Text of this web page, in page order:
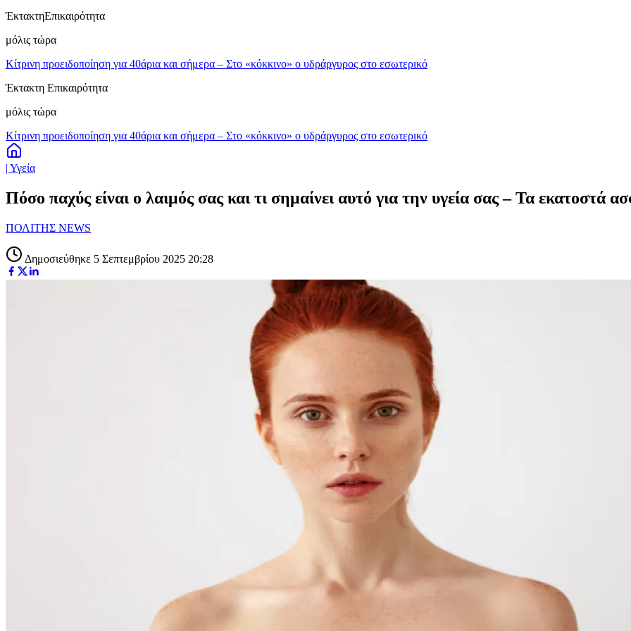
ΈκτακτηΕπικαιρότητα
μόλις τώρα
Κίτρινη προειδοποίηση για 40άρια και σήμερα – Στο «κόκκινο» ο υδράργυρος στο εσωτερικό
Έκτακτη Επικαιρότητα
μόλις τώρα
Κίτρινη προειδοποίηση για 40άρια και σήμερα – Στο «κόκκινο» ο υδράργυρος στο εσωτερικό
| Υγεία
Πόσο παχύς είναι ο λαιμός σας και τι σημαίνει αυτό για την υγεία σας – Τα εκατοστά
ΠΟΛΙΤΗΣ NEWS
Δημοσιεύθηκε 5 Σεπτεμβρίου 2025 20:28